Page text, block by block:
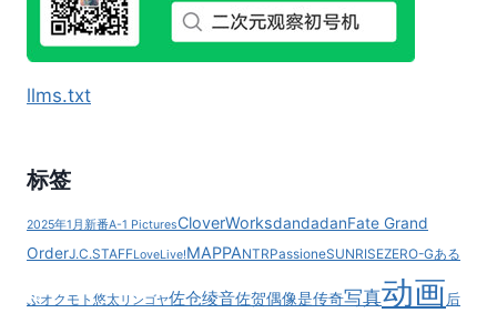
增
刊
PDF
llms.txt
标签
2025年1月新番A-1 PicturesCloverWorksdandadanFate Grand
OrderJ.C.STAFFLoveLive!MAPPANTRPassioneSUNRISEZERO-Gある
ぷオクモト悠太リンゴヤ佐仓绫音佐贺偶像是传奇写真动画后